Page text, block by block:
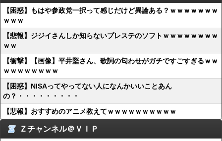
【困惑】もはや参政党一択って感じだけど異論ある？ｗｗｗｗｗｗｗ
ｗｗｗ
【悲報】ジジイさんしか知らないプレステのソフトｗｗｗｗｗｗｗｗ
ｗｗ
【衝撃】【画像】平井堅さん、歌詞の匂わせがガチですごすぎるｗｗ
ｗｗｗｗｗｗｗｗ
【困惑】NISAってやってない人になんかいいことあん
の？・・・・・・・・・
【悲報】おすすめのアニメ教えてｗｗｗｗｗｗｗｗｗｗ
Ｚチャンネル＠ＶＩＰ